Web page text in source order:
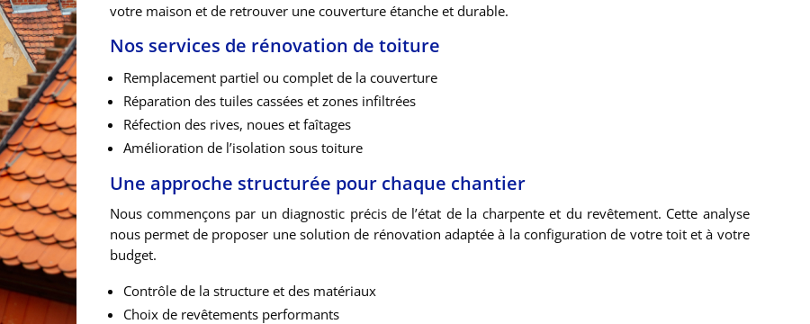
votre maison et de retrouver une couverture étanche et durable.
Nos services de rénovation de toiture
Remplacement partiel ou complet de la couverture
Réparation des tuiles cassées et zones infiltrées
Réfection des rives, noues et faîtages
Amélioration de l’isolation sous toiture
Une approche structurée pour chaque chantier
Nous commençons par un diagnostic précis de l’état de la charpente et du revêtement. Cette analyse
nous permet de proposer une solution de rénovation adaptée à la configuration de votre toit et à votre
budget.
Contrôle de la structure et des matériaux
Choix de revêtements performants